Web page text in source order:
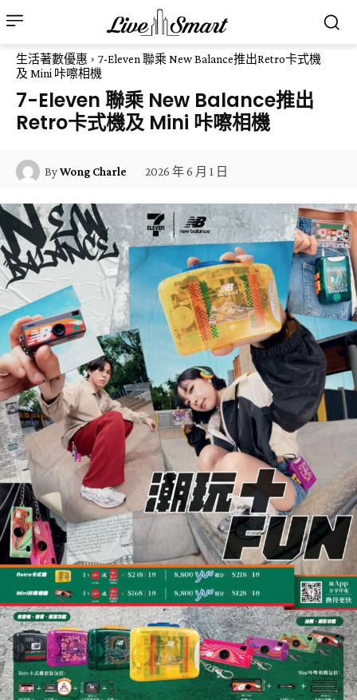
生活著數優惠
7-Eleven 聯乘 New Balance推出Retro卡式機
及 Mini 咔嚓相機
7-Eleven 聯乘 New Balance推出
Retro卡式機及 Mini 咔嚓相機
ByWong Charle 2026 年 6 月 1 日